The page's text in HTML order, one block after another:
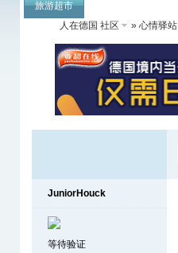
旅游超市
人在德国 社区
» 心情驿站
JuniorHouck
等待验证